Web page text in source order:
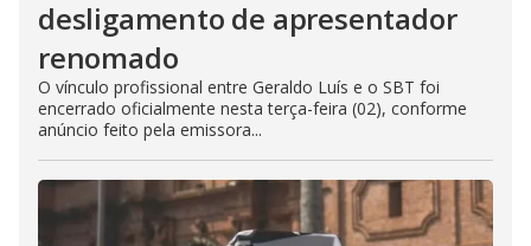
desligamento de apresentador
renomado
O vínculo profissional entre Geraldo Luís e o SBT foi
encerrado oficialmente nesta terça-feira (02), conforme
anúncio feito pela emissora...